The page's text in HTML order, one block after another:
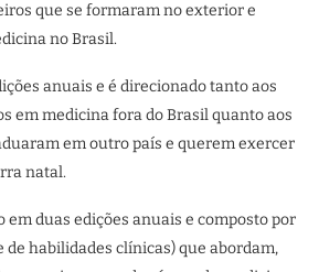
que se formaram no exterior e
no Brasil.
anuais e é direcionado tanto aos
em medicina fora do Brasil quanto aos
em outro país e querem exercer
natal.
em duas edições anuais e composto por
de habilidades clínicas) que abordam,